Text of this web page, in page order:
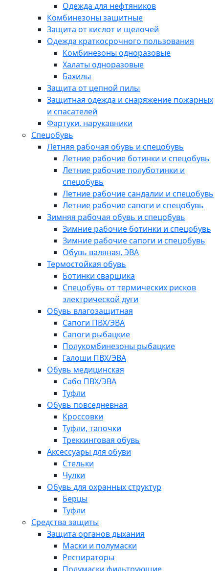
Одежда для нефтяников
Комбинезоны защитные
Защита от кислот и щелочей
Одежда краткосрочного пользования
Комбинезоны одноразовые
Халаты одноразовые
Бахилы
Защита от цепной пилы
Защитная одежда и снаряжение пожарных
и спасателей
Фартуки, нарукавники
Спецобувь
Летняя рабочая обувь и спецобувь
Летние рабочие ботинки и спецобувь
Летние рабочие полуботинки и
спецобувь
Летние рабочие сандалии и спецобувь
Летние рабочие сапоги и спецобувь
Зимняя рабочая обувь и спецобувь
Зимние рабочие ботинки и спецобувь
Зимние рабочие сапоги и спецобувь
Обувь валяная, ЭВА
Термостойкая обувь
Ботинки сварщика
Спецобувь от термических рисков
электрической дуги
Обувь влагозащитная
Сапоги ПВХ/ЭВА
Сапоги рыбацкие
Полукомбинезоны рыбацкие
Галоши ПВХ/ЭВА
Обувь медицинская
Сабо ПВХ/ЭВА
Туфли
Обувь повседневная
Кроссовки
Туфли, тапочки
Треккинговая обувь
Аксессуары для обуви
Стельки
Чулки
Обувь для охранных структур
Берцы
Туфли
Средства защиты
Защита органов дыхания
Маски и полумаски
Респираторы